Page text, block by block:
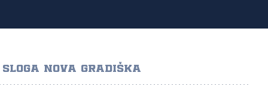
NOVA GRADIŠKA